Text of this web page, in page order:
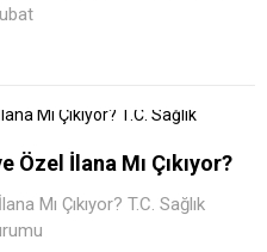
Özel İlana Mı Çıkıyor?
Mı Çıkıyor? T.C. Sağlık